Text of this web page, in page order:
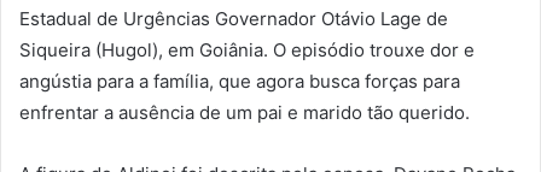
Estadual de Urgências Governador Otávio Lage de
Siqueira (Hugol), em Goiânia. O episódio trouxe dor e
angústia para a família, que agora busca forças para
enfrentar a ausência de um pai e marido tão querido.